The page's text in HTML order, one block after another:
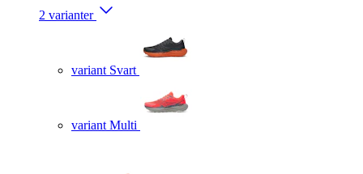
2 varianter
variant Svart
variant Multi